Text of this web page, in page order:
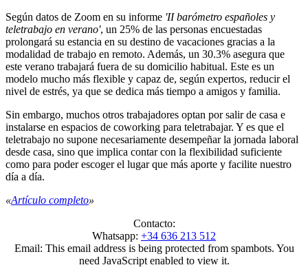
Según datos de Zoom en su informe 'II barómetro españoles y
teletrabajo en verano', un 25% de las personas encuestadas
prolongará su estancia en su destino de vacaciones gracias a la
modalidad de trabajo en remoto. Además, un 30.3% asegura que
este verano trabajará fuera de su domicilio habitual. Este es un
modelo mucho más flexible y capaz de, según expertos, reducir el
nivel de estrés, ya que se dedica más tiempo a amigos y familia.
Sin embargo, muchos otros trabajadores optan por salir de casa e
instalarse en espacios de coworking para teletrabajar. Y es que el
teletrabajo no supone necesariamente desempeñar la jornada laboral
desde casa, sino que implica contar con la flexibilidad suficiente
como para poder escoger el lugar que más aporte y facilite nuestro
día a día.
«Artículo completo»
Contacto:
Whatsapp: +34 636 213 512
Email: This email address is being protected from spambots. You
need JavaScript enabled to view it.